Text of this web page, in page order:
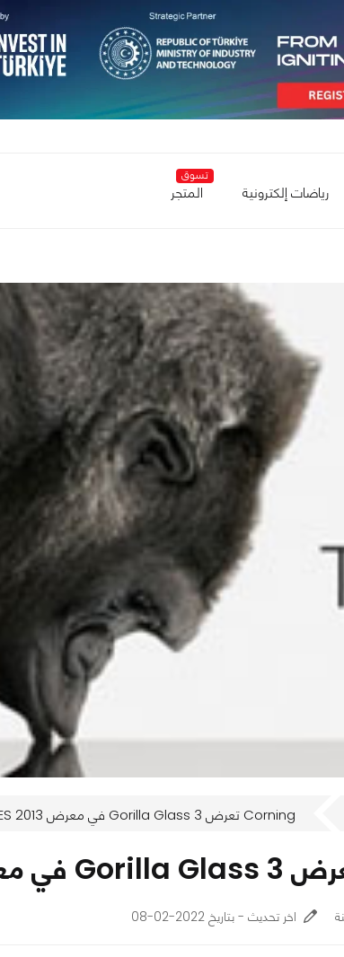
رياضات إلكترونية
تسوق
المتجر
Corning تعرض Gorilla Glass 3 في معرض CES 2013
اخر تحديث - بتاريخ 2022-02-08